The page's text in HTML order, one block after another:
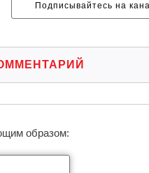
Подписывайтесь на
образом: